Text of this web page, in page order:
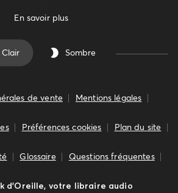
En savoir plus
Clair Sombre
de vente Mentions légales
Préférences cookies Plan du site
Glossaire Questions fréquentes
d’Oreille, votre libraire audio